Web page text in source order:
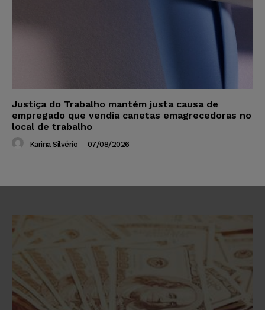
Justiça do Trabalho mantém justa causa de
empregado que vendia canetas emagrecedoras no
local de trabalho
Karina Silvério - 07/08/2026